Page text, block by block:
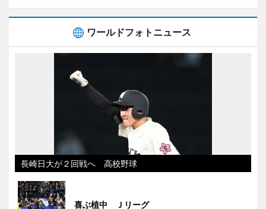
ワールドフォトニュース
長崎日大が２回戦へ 高校野球
喜ぶ植中 Ｊリーグ